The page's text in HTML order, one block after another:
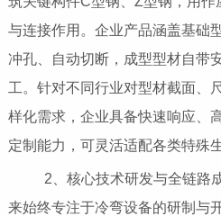
与连接作用。企业产品涵盖基础
冲孔、自动切断，成型型材自带
工。针对不同行业对型材截面、
样化需求，企业具备快速响应、
定制能力，可灵活适配各类特殊
2、核心技术研发与全链路
来始终专注于冷弯设备的研制与